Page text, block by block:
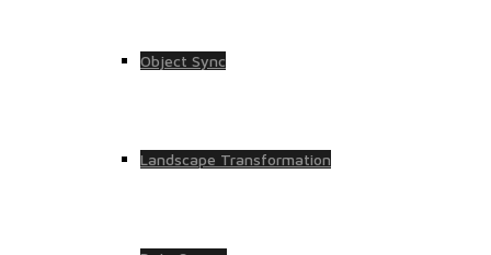
Object Sync
Landscape Transformation